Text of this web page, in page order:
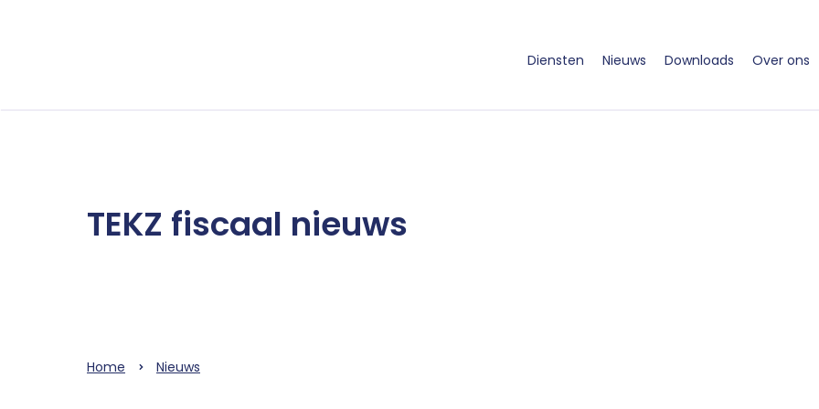
Diensten Nieuws Downloads Over ons
TEKZ fiscaal nieuws
Home Nieuws